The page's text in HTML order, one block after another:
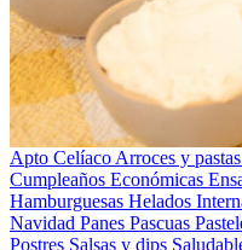
Apto Celíaco Arroces y pastas
Cumpleaños Económicas
Hamburguesas Helados
Navidad Panes Pascuas
Postres Salsas y dips